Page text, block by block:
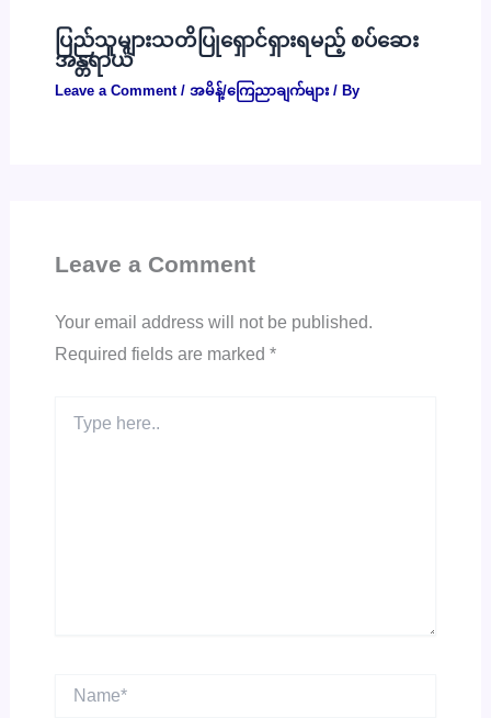
ပြည်သူများသတိပြုရှောင်ရှားရမည့် စပ်ဆေး
အန္တရာယ်
Leave a Comment / အမိန့်/ကြေညာချက်များ/ By
Leave a Comment
Your email address will not be published.
Required fields are marked *
here..